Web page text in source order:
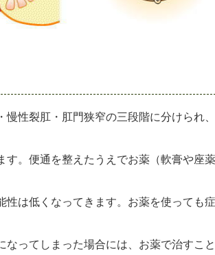
慢性裂肛・肛門狭窄の三段階に分けられ
。便通を整えたうえでお薬（軟膏や座
性は低くなってきます。お薬を使っても
なってしまった場合には、お薬で治すこ